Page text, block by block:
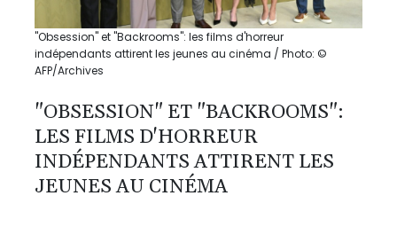
"Obsession" et "Backrooms": les films d'horreur
indépendants attirent les jeunes au cinéma / Photo: ©
AFP/Archives
"OBSESSION" ET "BACKROOMS":
LES FILMS D'HORREUR
INDÉPENDANTS ATTIRENT LES
JEUNES AU CINÉMA